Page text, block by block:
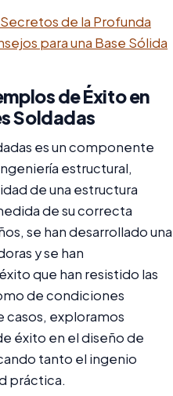
Secretos de la Profunda
para una Base Sólida
de Éxito en
Soldadas
es un componente
estructural,
de una estructura
de su correcta
se han desarrollado una
y se han
que han resistido las
de condiciones
casos, exploramos
éxito en el diseño de
tanto el ingenio
práctica.